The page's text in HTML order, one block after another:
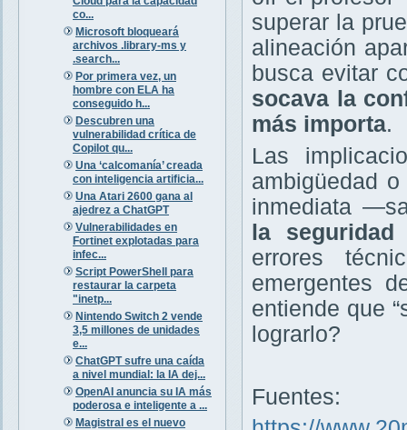
co...
Microsoft bloqueará
archivos .library-ms y
.search...
Por primera vez, un
hombre con ELA ha
conseguido h...
Descubren una
vulnerabilidad crítica de
Copilot qu...
Una ‘calcomanía’ creada
con inteligencia artificia...
Una Atari 2600 gana al
ajedrez a ChatGPT
Vulnerabilidades en
Fortinet explotadas para
infec...
Script PowerShell para
restaurar la carpeta
"inetp...
Nintendo Switch 2 vende
3,5 millones de unidades
e...
ChatGPT sufre una caída
a nivel mundial: la IA dej...
OpenAI anuncia su IA más
poderosa e inteligente a ...
Magistral es el nuevo
superar la
alineación
busca evitar
socava la
más importa.
Las
ambigüedad
inmediata
la seguridad
errores
emergentes
entiende que
lograrlo?
Fuentes: